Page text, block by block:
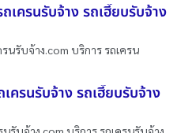
เครนรับจ้าง รถเฮี๊ยบรับจ้าง
นรับจ้าง.com บริการ รถเครน
ครนรับจ้าง รถเฮี๊ยบรับจ้าง